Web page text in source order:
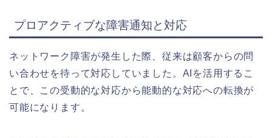
プロアクティブな障害通知と対応
ネットワーク障害が発生した際、従来は顧客からの問
い合わせを待って対応していました。AIを活用するこ
とで、この受動的な対応から能動的な対応への転換が
可能になります。